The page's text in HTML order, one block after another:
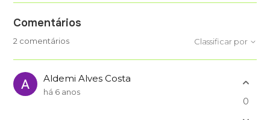
Comentários
2 comentários Classificar por
Aldemi Alves Costa
há 6 anos
0